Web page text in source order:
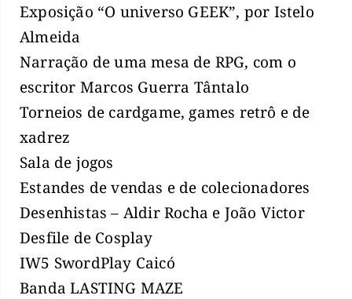
Exposição “O universo GEEK”, por Istelo
Almeida
Narração de uma mesa de RPG, com o
escritor Marcos Guerra Tântalo
Torneios de cardgame, games retrô e de
xadrez
Sala de jogos
Estandes de vendas e de colecionadores
Desenhistas – Aldir Rocha e João Victor
Desfile de Cosplay
IW5 SwordPlay Caicó
Banda LASTING MAZE